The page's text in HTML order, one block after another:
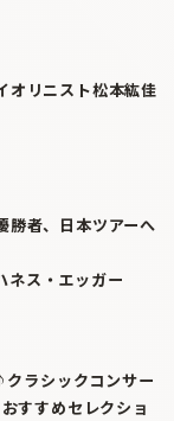
オリニスト松本紘佳
勝者、日本ツアーへ
ネス・エッガー
ラシックコンサー
すすめセレクショ